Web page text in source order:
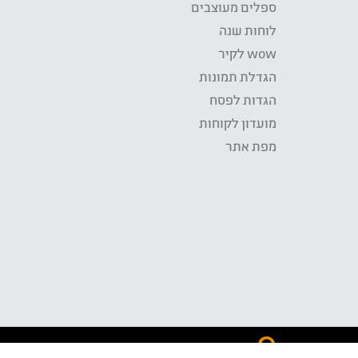
ספלים מעוצבים
לוחות שנה
wow לקיר
הגדלת תמונות
הגדות לפסח
מועדון לקוחות
מפת אתר